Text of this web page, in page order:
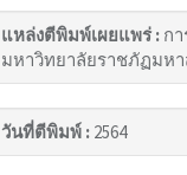
แหล่งตีพิมพ์เผยแพร่ : ก
มหาวิทยาลัยราชภัฏมหา
วันที่ตีพิมพ์ : 2564